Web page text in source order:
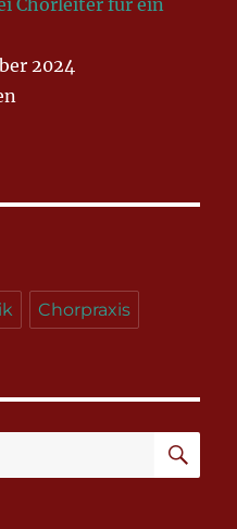
Chorleiter für ein
2024
Chorpraxis